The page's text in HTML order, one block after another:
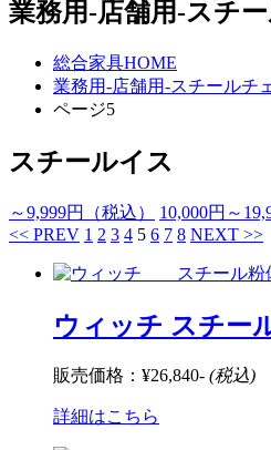
業務用-店舗用-スチ
総合家具HOME
業務用-店舗用-スチールチ
ページ5
スチールイス
～9,999円（税込） 10,000円 ～
<< PREV 1 2 3 4 5 6 7 8 NEXT >>
ウィッチ スチー
販売価格： ¥26,840- (税込)
詳細はこちら